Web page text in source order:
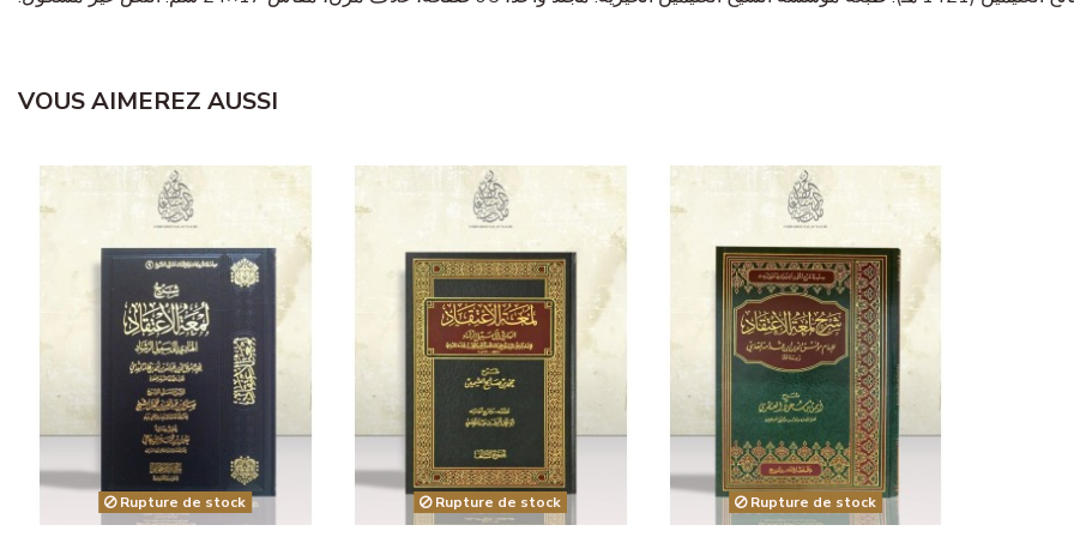
VOUS AIMEREZ AUSSI
Rupture de stock Rupture de stock Rupture de stock